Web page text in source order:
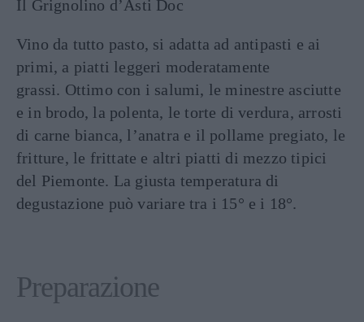
Il Grignolino d’Asti Doc
Vino da tutto pasto, si adatta ad antipasti e ai
primi, a piatti leggeri moderatamente
grassi. Ottimo con i salumi, le minestre asciutte
e in brodo, la polenta, le torte di verdura, arrosti
di carne bianca, l’anatra e il pollame pregiato, le
fritture, le frittate e altri piatti di mezzo tipici
del Piemonte. La giusta temperatura di
degustazione può variare tra i 15° e i 18°.
Preparazione